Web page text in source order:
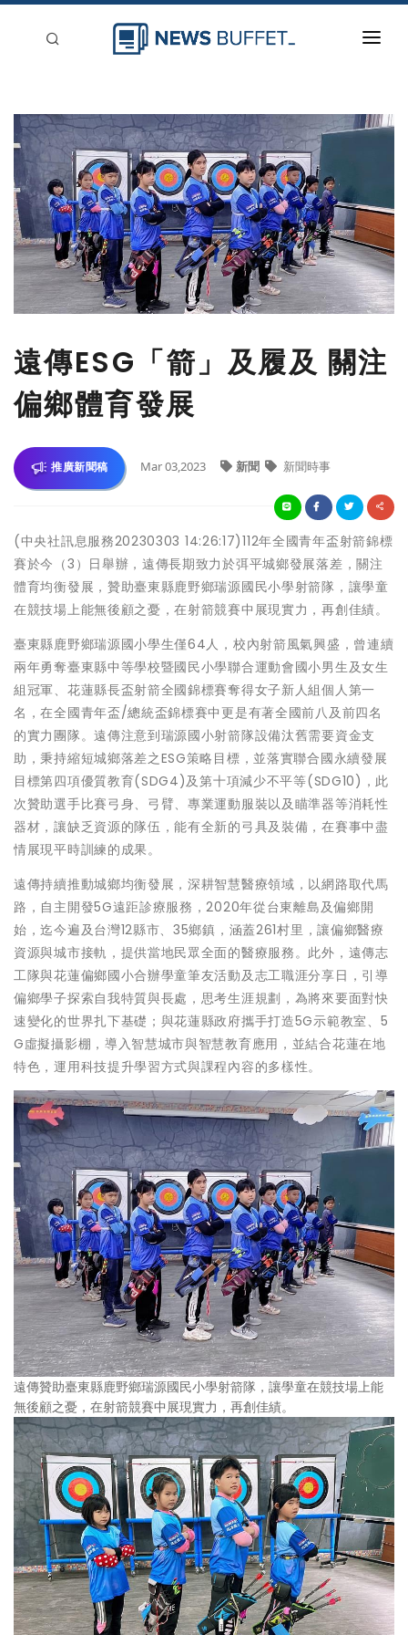
新聞稿分類
登入
刊登
遠傳ESG「箭」及履及 關注
偏鄉體育發展
推廣新聞稿 Mar 03,2023 新聞 新聞時事
(中央社訊息服務20230303 14:26:17)112年全國青年盃射箭錦標
賽於今（3）日舉辦，遠傳長期致力於弭平城鄉發展落差，關注
體育均衡發展，贊助臺東縣鹿野鄉瑞源國民小學射箭隊，讓學童
在競技場上能無後顧之憂，在射箭競賽中展現實力，再創佳績。
臺東縣鹿野鄉瑞源國小學生僅64人，校內射箭風氣興盛，曾連續
兩年勇奪臺東縣中等學校暨國民小學聯合運動會國小男生及女生
組冠軍、花蓮縣長盃射箭全國錦標賽奪得女子新人組個人第一
名，在全國青年盃/總統盃錦標賽中更是有著全國前八及前四名
的實力團隊。遠傳注意到瑞源國小射箭隊設備汰舊需要資金支
助，秉持縮短城鄉落差之ESG策略目標，並落實聯合國永續發展
目標第四項優質教育(SDG4)及第十項減少不平等(SDG10)，此
次贊助選手比賽弓身、弓臂、專業運動服裝以及瞄準器等消耗性
器材，讓缺乏資源的隊伍，能有全新的弓具及裝備，在賽事中盡
情展現平時訓練的成果。
遠傳持續推動城鄉均衡發展，深耕智慧醫療領域，以網路取代馬
路，自主開發5G遠距診療服務，2020年從台東離島及偏鄉開
始，迄今遍及台灣12縣市、35鄉鎮，涵蓋261村里，讓偏鄉醫療
資源與城市接軌，提供當地民眾全面的醫療服務。此外，遠傳志
工隊與花蓮偏鄉國小合辦學童筆友活動及志工職涯分享日，引導
偏鄉學子探索自我特質與長處，思考生涯規劃，為將來要面對快
速變化的世界扎下基礎；與花蓮縣政府攜手打造5G示範教室、5
G虛擬攝影棚，導入智慧城市與智慧教育應用，並結合花蓮在地
特色，運用科技提升學習方式與課程內容的多樣性。
遠傳贊助臺東縣鹿野鄉瑞源國民小學射箭隊，讓學童在競技場上能
無後顧之憂，在射箭競賽中展現實力，再創佳績。